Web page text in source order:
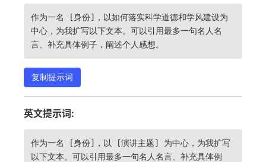
作为一名 [身份]，以如何落实科学道德和学风建设为
中心，为我扩写以下文本。可以引用最多一句名人名
言、补充具体例子，阐述个人感想。
复制提示词
英文提示词:
作为一名 [身份]，以 [演讲主题] 为中心，为我扩写
以下文本。可以引用最多一句名人名言、补充具体例